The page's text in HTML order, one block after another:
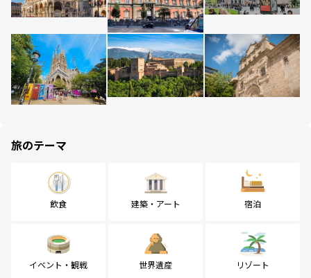
旅のテーマ
飲食 建築・アート 宿泊
イベント・観戦 世界遺産 リゾート